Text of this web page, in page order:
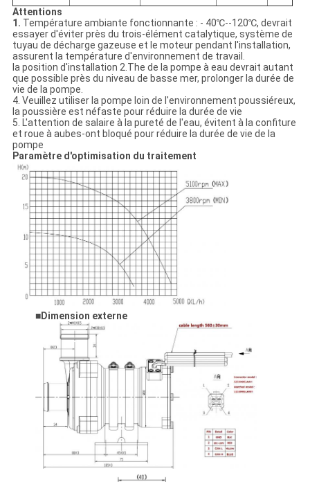
Attentions
1. Température ambiante fonctionnante : - 40℃--120℃, devrait
essayer d'éviter près du trois-élément catalytique, système de
tuyau de décharge gazeuse et le moteur pendant l'installation,
assurent la température d'environnement de travail.
la position d'installation 2.The de la pompe à eau devrait autant
que possible près du niveau de basse mer, prolonger la durée de
vie de la pompe.
4. Veuillez utiliser la pompe loin de l'environnement poussiéreux,
la poussière est néfaste pour réduire la durée de vie
5. L'attention de salaire à la pureté de l'eau, évitent à la confiture
et roue à aubes-ont bloqué pour réduire la durée de vie de la
pompe
Paramètre d'optimisation du traitement
■Dimension externe